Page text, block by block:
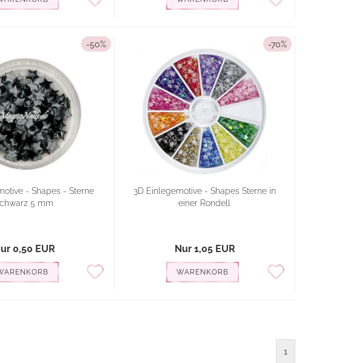
-50%
- Shapes - Sterne
5 mm
0,50 EUR
-70%
3D Einlegemotive - Shapes Sterne in
einer Rondell
Nur 1,05 EUR
WARENKORB
1